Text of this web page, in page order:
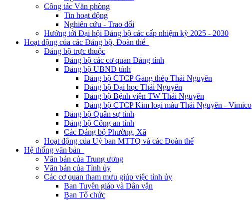
Công tác Văn phòng
Tin hoạt động
Nghiên cứu - Trao đổi
Hướng tới Đại hội Đảng bộ các cấp nhiệm kỳ 2025 - 2030
Hoạt động của các Đảng bộ, Đoàn thể
Đảng bộ trực thuộc
Đảng bộ các cơ quan Đảng tỉnh
Đảng bộ UBND tỉnh
Đảng bộ CTCP Gang thép Thái Nguyên
Đảng bộ Đại học Thái Nguyên
Đảng bộ Bệnh viện TW Thái Nguyên
Đảng bộ CTCP Kim loại màu Thái Nguyên - Vimico
Đảng bộ Quân sự tỉnh
Đảng bộ Công an tỉnh
Các Đảng bộ Phường, Xã
Hoạt động của Uỷ ban MTTQ và các Đoàn thể
Hệ thống văn bản
Văn bản của Trung ương
Văn bản của Tỉnh ủy
Các cơ quan tham mưu giúp việc tỉnh ủy
Ban Tuyên giáo và Dân vận
Ban Tổ chức